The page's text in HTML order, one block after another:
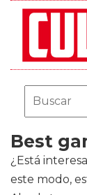
Best
¿Está
este modo,